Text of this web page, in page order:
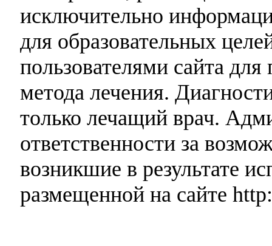
исключительно
для образовательных
пользователями сайта
метода лечения.
только лечащий врач.
ответственности за
возникшие в результате
размещенной на сайте